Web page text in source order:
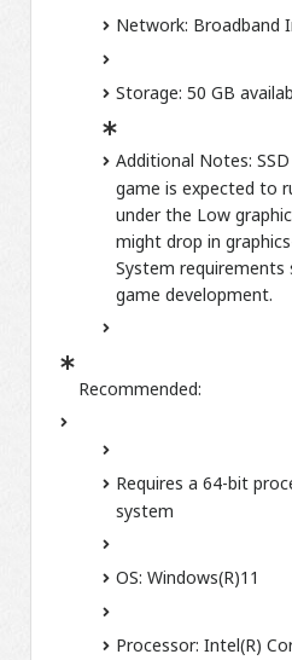
Network: Broadband
Storage: 50 GB
Additional Notes:
game is expected to
under the Low
might drop in
System
game development.
Recommended:
Requires a 64-bit
system
OS: Windows(R)11
Processor: Intel(R)